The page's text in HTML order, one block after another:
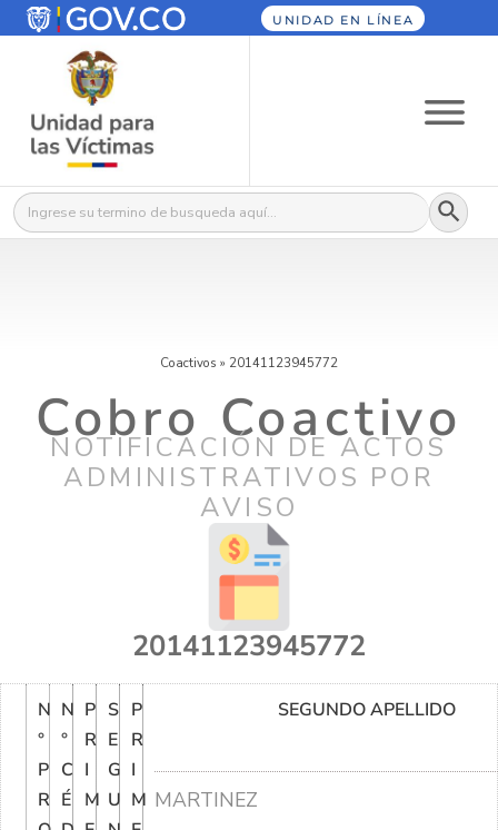
UNIDAD EN LÍNEA
Buscar: Botón
Coactivos » 20141123945772
Cobro Coactivo
NOTIFICACIÓN DE ACTOS
ADMINISTRATIVOS POR
AVISO
20141123945772
N
°
P
R
N
°
C
É
P
R
I
M
S
E
G
U
P
R
I
M
SEGUNDO APELLIDO
MARTINEZ